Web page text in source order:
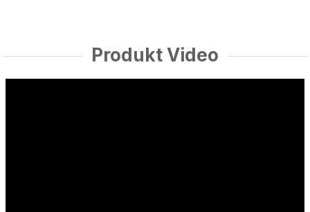
Produkt Video